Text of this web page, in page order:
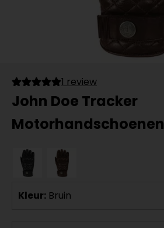
1 review
John Doe Tracker
Motorhandschoenen
Kleur: Bruin